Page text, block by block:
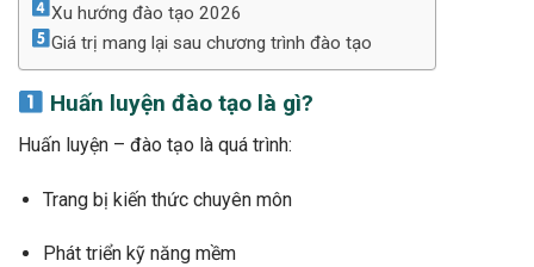
Xu hướng đào tạo 2026
Giá trị mang lại sau chương trình đào tạo
Huấn luyện đào tạo là gì?
Huấn luyện – đào tạo là quá trình:
Trang bị kiến thức chuyên môn
Phát triển kỹ năng mềm